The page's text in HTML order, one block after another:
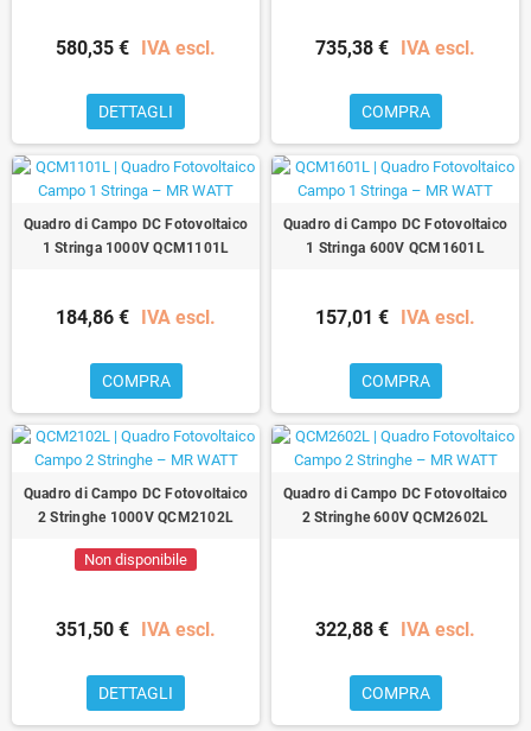
580,35 € IVA escl.
DETTAGLI
735,38 € IVA escl.
COMPRA
Quadro di Campo DC Fotovoltaico
1 Stringa 1000V QCM1101L
184,86 € IVA escl.
COMPRA
Quadro di Campo DC Fotovoltaico
1 Stringa 600V QCM1601L
157,01 € IVA escl.
COMPRA
Quadro di Campo DC Fotovoltaico
2 Stringhe 1000V QCM2102L
Non disponibile
351,50 € IVA escl.
DETTAGLI
Quadro di Campo DC Fotovoltaico
2 Stringhe 600V QCM2602L
322,88 € IVA escl.
COMPRA